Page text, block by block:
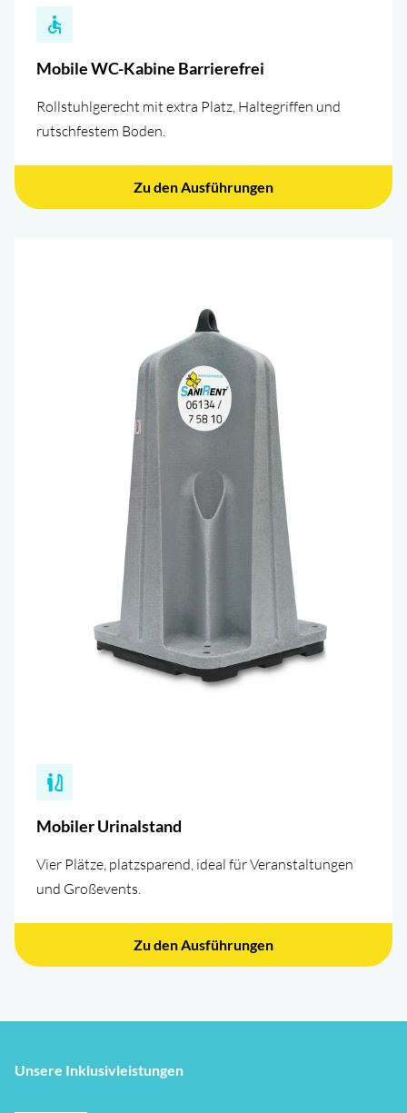
Mobile WC-Kabine Barrierefrei
Rollstuhlgerecht mit extra Platz, Haltegriffen und
rutschfestem Boden.
Zu den Ausführungen
Mobiler Urinalstand
Vier Plätze, platzsparend, ideal für Veranstaltungen
und Großevents.
Zu den Ausführungen
Unsere Inklusivleistungen